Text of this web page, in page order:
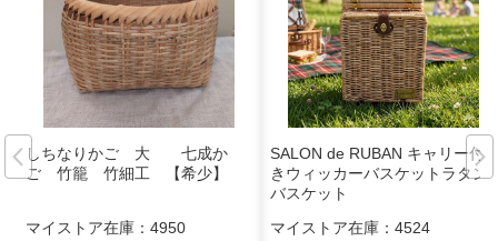
しちなりかご 大 七成か
ご 竹籠 竹細工 【希少】
マイストア在庫： 4950
SALON de RUBAN キャリー付
きウィッカーバスケットラタン
バスケット
マイストア在庫： 4524